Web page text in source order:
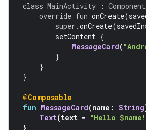
class MainActivity :
override
fun onCreate(
super.onCreate(
setContent
MessageCard(
@Composable
fun MessageCard(name:
Text(text = "Hello